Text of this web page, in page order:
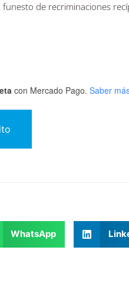
de recriminaciones
con Mercado Pago. Saber
WhatsApp